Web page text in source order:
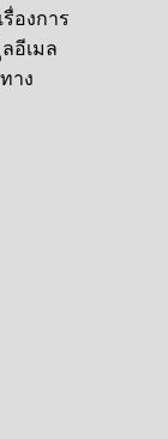
องการ
อีเมล
าง